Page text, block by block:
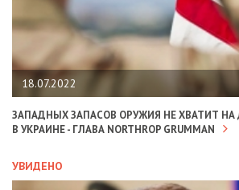
18.07.2022
ЗАПАДНЫХ ЗАПАСОВ ОРУЖИЯ НЕ ХВАТИТ
В УКРАИНЕ - ГЛАВА NORTHROP GRUMMAN
УВИДЕНО